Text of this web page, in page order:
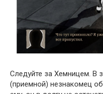
Следуйте за Хемницем. В
(приемной) незнакомец